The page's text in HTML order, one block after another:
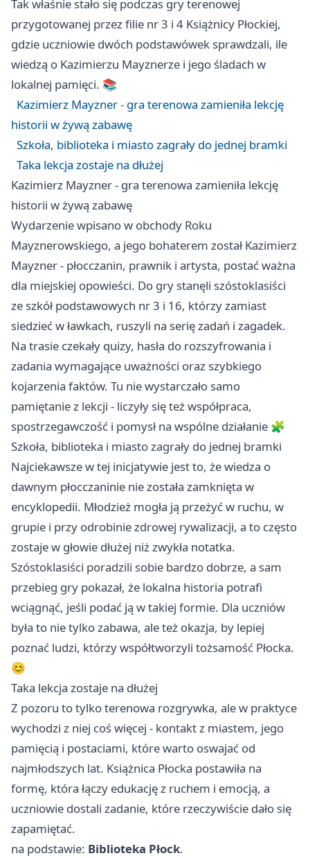
Tak właśnie stało się podczas gry terenowej
przygotowanej przez filie nr 3 i 4 Książnicy Płockiej,
gdzie uczniowie dwóch podstawówek sprawdzali, ile
wiedzą o Kazimierzu Mayznerze i jego śladach w
lokalnej pamięci. 📚
Kazimierz Mayzner - gra terenowa zamieniła lekcję
historii w żywą zabawę
Szkoła, biblioteka i miasto zagrały do jednej bramki
Taka lekcja zostaje na dłużej
Kazimierz Mayzner - gra terenowa zamieniła lekcję
historii w żywą zabawę
Wydarzenie wpisano w obchody Roku
Mayznerowskiego, a jego bohaterem został Kazimierz
Mayzner - płocczanin, prawnik i artysta, postać ważna
dla miejskiej opowieści. Do gry stanęli szóstoklasiści
ze szkół podstawowych nr 3 i 16, którzy zamiast
siedzieć w ławkach, ruszyli na serię zadań i zagadek.
Na trasie czekały quizy, hasła do rozszyfrowania i
zadania wymagające uważności oraz szybkiego
kojarzenia faktów. Tu nie wystarczało samo
pamiętanie z lekcji - liczyły się też współpraca,
spostrzegawczość i pomysł na wspólne działanie 🧩
Szkoła, biblioteka i miasto zagrały do jednej bramki
Najciekawsze w tej inicjatywie jest to, że wiedza o
dawnym płocczaninie nie została zamknięta w
encyklopedii. Młodzież mogła ją przeżyć w ruchu, w
grupie i przy odrobinie zdrowej rywalizacji, a to często
zostaje w głowie dłużej niż zwykła notatka.
Szóstoklasiści poradzili sobie bardzo dobrze, a sam
przebieg gry pokazał, że lokalna historia potrafi
wciągnąć, jeśli podać ją w takiej formie. Dla uczniów
była to nie tylko zabawa, ale też okazja, by lepiej
poznać ludzi, którzy współtworzyli tożsamość Płocka.
😊
Taka lekcja zostaje na dłużej
Z pozoru to tylko terenowa rozgrywka, ale w praktyce
wychodzi z niej coś więcej - kontakt z miastem, jego
pamięcią i postaciami, które warto oswajać od
najmłodszych lat. Książnica Płocka postawiła na
formę, która łączy edukację z ruchem i emocją, a
uczniowie dostali zadanie, które rzeczywiście dało się
zapamiętać.
na podstawie: Biblioteka Płock.